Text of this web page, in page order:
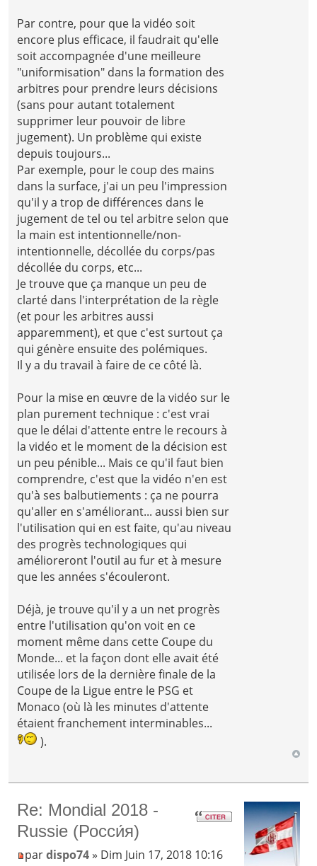
Par contre, pour que la vidéo soit
encore plus efficace, il faudrait qu'elle
soit accompagnée d'une meilleure
"uniformisation" dans la formation des
arbitres pour prendre leurs décisions
(sans pour autant totalement
supprimer leur pouvoir de libre
jugement). Un problème qui existe
depuis toujours...
Par exemple, pour le coup des mains
dans la surface, j'ai un peu l'impression
qu'il y a trop de différences dans le
jugement de tel ou tel arbitre selon que
la main est intentionnelle/non-
intentionnelle, décollée du corps/pas
décollée du corps, etc...
Je trouve que ça manque un peu de
clarté dans l'interprétation de la règle
(et pour les arbitres aussi
apparemment), et que c'est surtout ça
qui génère ensuite des polémiques.
Il y a du travail à faire de ce côté là.
Pour la mise en œuvre de la vidéo sur le
plan purement technique : c'est vrai
que le délai d'attente entre le recours à
la vidéo et le moment de la décision est
un peu pénible... Mais ce qu'il faut bien
comprendre, c'est que la vidéo n'en est
qu'à ses balbutiements : ça ne pourra
qu'aller en s'améliorant... aussi bien sur
l'utilisation qui en est faite, qu'au niveau
des progrès technologiques qui
amélioreront l'outil au fur et à mesure
que les années s'écouleront.
Déjà, je trouve qu'il y a un net progrès
entre l'utilisation qu'on voit en ce
moment même dans cette Coupe du
Monde... et la façon dont elle avait été
utilisée lors de la dernière finale de la
Coupe de la Ligue entre le PSG et
Monaco (où là les minutes d'attente
étaient franchement interminables...
).
Re: Mondial 2018 -
Russie (Росси́я)
pardispo74» Dim Juin 17, 2018 10:16